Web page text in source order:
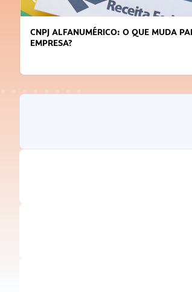
DICAS PARA OBTER CRÉDITO